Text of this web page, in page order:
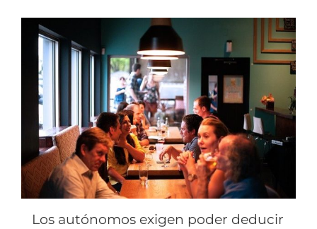
Los autónomos exigen poder deducir